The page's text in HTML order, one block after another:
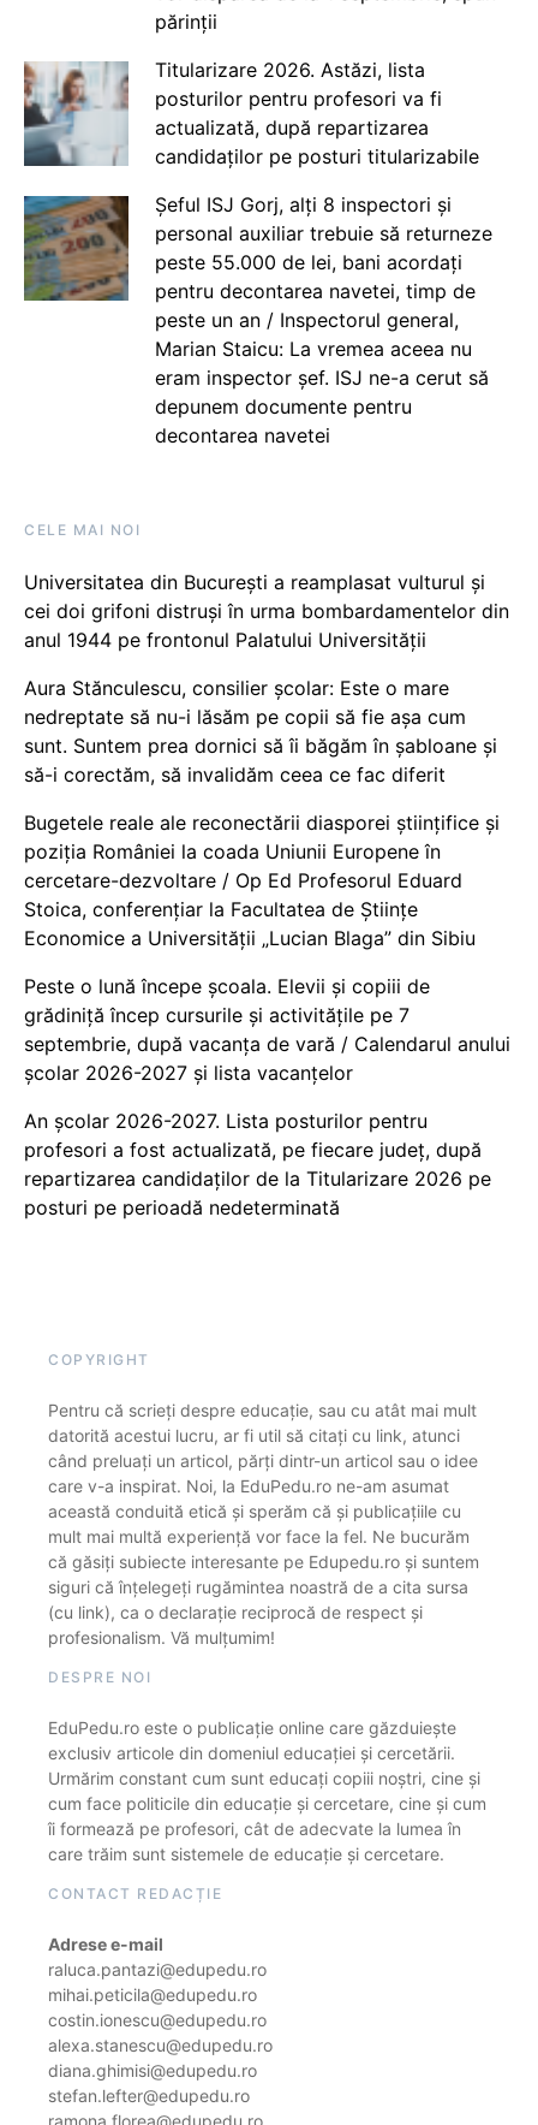
părinții
Titularizare 2026. Astăzi, lista
posturilor pentru profesori va fi
actualizată, după repartizarea
candidaților pe posturi titularizabile
Șeful ISJ Gorj, alți 8 inspectori și
personal auxiliar trebuie să returneze
peste 55.000 de lei, bani acordați
pentru decontarea navetei, timp de
peste un an / Inspectorul general,
Marian Staicu: La vremea aceea nu
eram inspector șef. ISJ ne-a cerut să
depunem documente pentru
decontarea navetei
CELE MAI NOI
Universitatea din București a reamplasat vulturul și
cei doi grifoni distruși în urma bombardamentelor din
anul 1944 pe frontonul Palatului Universității
Aura Stănculescu, consilier școlar: Este o mare
nedreptate să nu-i lăsăm pe copii să fie așa cum
sunt. Suntem prea dornici să îi băgăm în șabloane și
să-i corectăm, să invalidăm ceea ce fac diferit
Bugetele reale ale reconectării diasporei științifice și
poziția României la coada Uniunii Europene în
cercetare-dezvoltare / Op Ed Profesorul Eduard
Stoica, conferențiar la Facultatea de Științe
Economice a Universității „Lucian Blaga” din Sibiu
Peste o lună începe școala. Elevii și copiii de
grădiniță încep cursurile și activitățile pe 7
septembrie, după vacanța de vară / Calendarul anului
școlar 2026-2027 și lista vacanțelor
An școlar 2026-2027. Lista posturilor pentru
profesori a fost actualizată, pe fiecare județ, după
repartizarea candidaților de la Titularizare 2026 pe
posturi pe perioadă nedeterminată
COPYRIGHT
Pentru că scrieți despre educație, sau cu atât mai mult
datorită acestui lucru, ar fi util să citați cu link, atunci
când preluați un articol, părți dintr-un articol sau o idee
care v-a inspirat. Noi, la EduPedu.ro ne-am asumat
această conduită etică și sperăm că și publicațiile cu
mult mai multă experiență vor face la fel. Ne bucurăm
că găsiți subiecte interesante pe Edupedu.ro și suntem
siguri că înțelegeți rugămintea noastră de a cita sursa
(cu link), ca o declarație reciprocă de respect și
profesionalism. Vă mulțumim!
DESPRE NOI
EduPedu.ro este o publicație online care găzduiește
exclusiv articole din domeniul educației și cercetării.
Urmărim constant cum sunt educați copiii noștri, cine și
cum face politicile din educație și cercetare, cine și cum
îi formează pe profesori, cât de adecvate la lumea în
care trăim sunt sistemele de educație și cercetare.
CONTACT REDACȚIE
Adrese e-mail
raluca.pantazi@edupedu.ro
mihai.peticila@edupedu.ro
costin.ionescu@edupedu.ro
alexa.stanescu@edupedu.ro
diana.ghimisi@edupedu.ro
stefan.lefter@edupedu.ro
ramona.florea@edupedu.ro